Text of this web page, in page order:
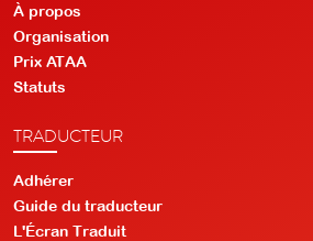
À propos
Organisation
Prix ATAA
Statuts
TRADUCTEUR
Adhérer
Guide du traducteur
L'Écran Traduit